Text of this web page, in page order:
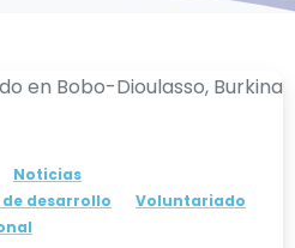
-
Noticias
desarrollo
Voluntariado